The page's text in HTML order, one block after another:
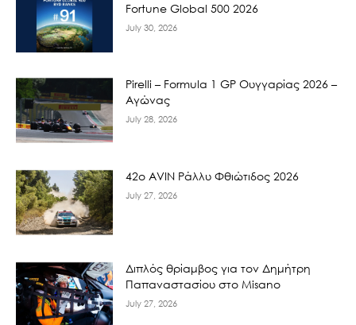
Fortune Global 500 2026
July 30, 2026
Pirelli – Formula 1 GP Ουγγαρίας 2026 –
Αγώνας
July 28, 2026
42ο AVIN Ράλλυ Φθιώτιδος 2026
July 27, 2026
Διπλός θρίαμβος για τον Δημήτρη
Παπαναστασίου στο Misano
July 27, 2026